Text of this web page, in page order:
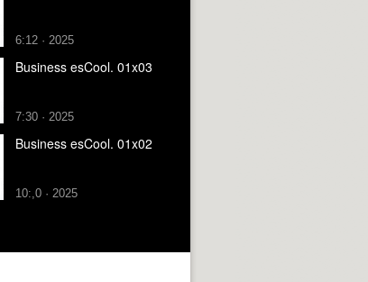
6:12 · 2025
Business esCool. 01x03
7:30 · 2025
Business esCool. 01x02
10:,0 · 2025